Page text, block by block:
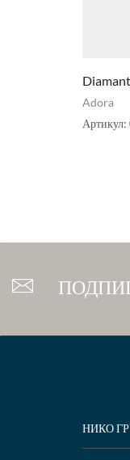
Adora
Артикул:
НИКО